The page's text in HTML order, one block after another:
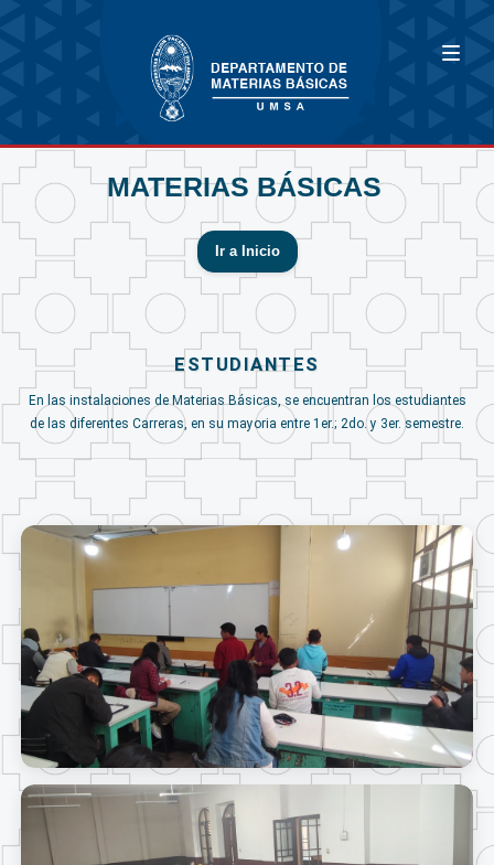
MATERIAS BÁSICAS
Ir a Inicio
ESTUDIANTES
En las instalaciones de Materias Básicas, se encuentran los estudiantes
de las diferentes Carreras, en su mayoria entre 1er.; 2do. y 3er. semestre.